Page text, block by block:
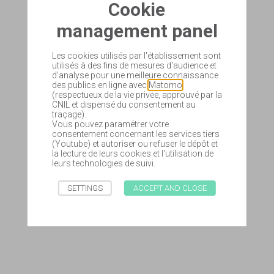
Cookie
management panel
Les cookies utilisés par l'établissement sont
utilisés à des fins de mesures d'audience et
d'analyse pour une meilleure connaissance
des publics en ligne avec Matomo
(respectueux de la vie privée, approuvé par la
CNIL et dispensé du consentement au
traçage).
Vous pouvez paramétrer votre
consentement concernant les services tiers
(Youtube) et autoriser ou refuser le dépôt et
la lecture de leurs cookies et l'utilisation de
leurs technologies de suivi.
SETTINGS ACCEPT AND CLOSE